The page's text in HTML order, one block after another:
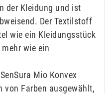
der Kleidung und ist
Der Textilstoff
wie ein Kleidungsstück
wie ein
Mio Konvex
von Farben ausgewählt,